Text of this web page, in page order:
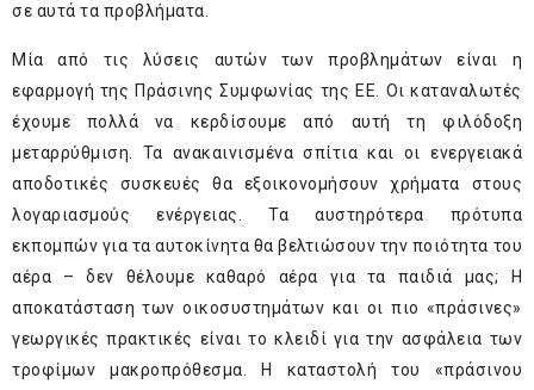
σε αυτά τα προβλήματα.
Μία από τις λύσεις αυτών των προβλημάτων είναι η
εφαρμογή της Πράσινης Συμφωνίας της ΕΕ. Οι καταναλωτές
έχουμε πολλά να κερδίσουμε από αυτή τη φιλόδοξη
μεταρρύθμιση. Τα ανακαινισμένα σπίτια και οι ενεργειακά
αποδοτικές συσκευές θα εξοικονομήσουν χρήματα στους
λογαριασμούς ενέργειας. Τα αυστηρότερα πρότυπα
εκπομπών για τα αυτοκίνητα θα βελτιώσουν την ποιότητα του
αέρα – δεν θέλουμε καθαρό αέρα για τα παιδιά μας; Η
αποκατάσταση των οικοσυστημάτων και οι πιο «πράσινες»
γεωργικές πρακτικές είναι το κλειδί για την ασφάλεια των
τροφίμων μακροπρόθεσμα. Η καταστολή του «πράσινου